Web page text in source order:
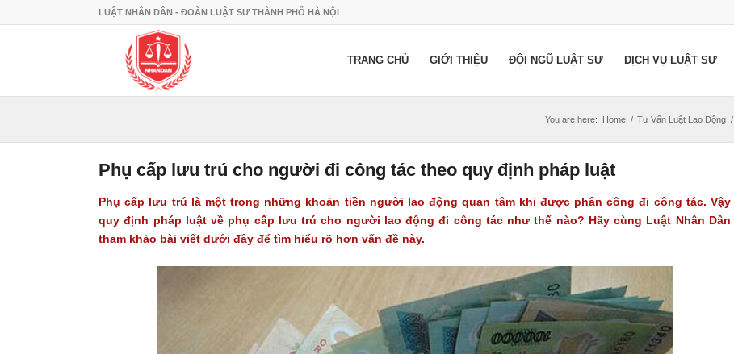
LUẬT NHÂN DÂN - ĐOÀN LUẬT SƯ THÀNH PHỐ HÀ NỘI
TRANG CHỦ GIỚI THIỆU ĐỘI NGŨ LUẬT SƯ DỊCH VỤ LUẬT SƯ
You are here: Home / Tư Vấn Luật Lao Động /
Phụ cấp lưu trú cho người đi công tác theo quy định pháp luật
Phụ cấp lưu trú là một trong những khoản tiền người lao động quan tâm khi được phân công đi công tác. Vậy
quy định pháp luật về phụ cấp lưu trú cho người lao động đi công tác như thế nào? Hãy cùng Luật Nhân Dân
tham khảo bài viết dưới đây để tìm hiểu rõ hơn vấn đề này.